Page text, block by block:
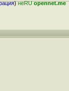
)неRUopennet.me